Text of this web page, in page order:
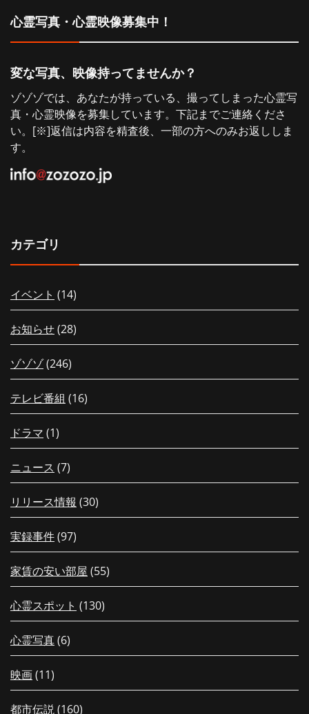
心霊写真・心霊映像募集中！
変な写真、映像持ってませんか？
ゾゾゾでは、あなたが持っている、撮ってしまった心霊写
真・心霊映像を募集しています。下記までご連絡くださ
い。[※]返信は内容を精査後、一部の方へのみお返ししま
す。
カテゴリ
イベント (14)
お知らせ(28)
ゾゾゾ(246)
テレビ番組 (16)
ドラマ (1)
ニュース (7)
リリース情報 (30)
実録事件(97)
家賃の安い部屋 (55)
心霊スポット (130)
心霊写真(6)
映画(11)
都市伝説(160)